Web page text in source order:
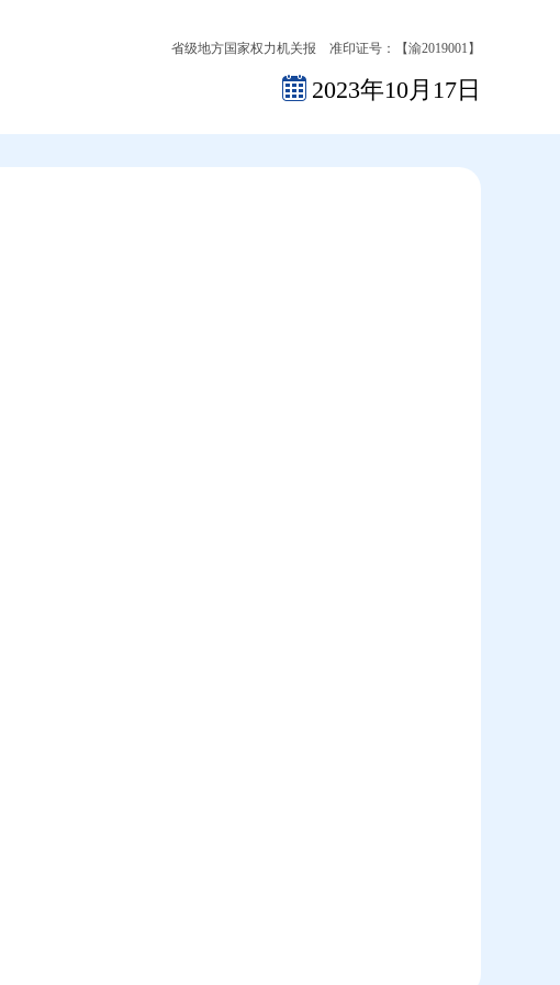
省级地方国家权力机关报 准印证号：【渝2019001】
2023年10月17日